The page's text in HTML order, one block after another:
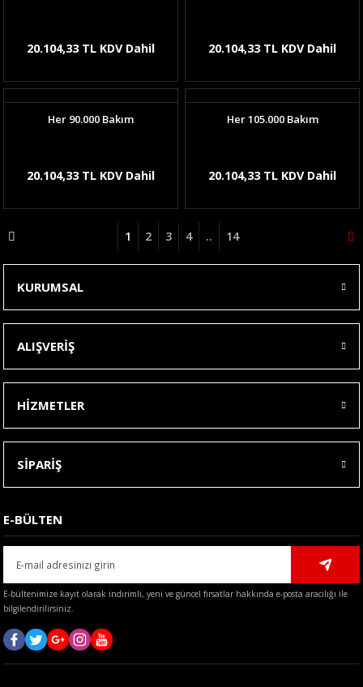
20.104,33 TL KDV Dahil 20.104,33 TL KDV Dahil
Her 90.000 Bakım
20.104,33 TL KDV Dahil
Her 105.000 Bakım
20.104,33 TL KDV Dahil
1 2 3 4 .. 14
KURUMSAL
ALIŞVERİŞ
HİZMETLER
SİPARİŞ
E-BÜLTEN
E-bültenimize kayıt olarak indirimli, yeni ve güncel fırsatlar hakkında e-posta aracılığı ile
bilgilendirilirsiniz.